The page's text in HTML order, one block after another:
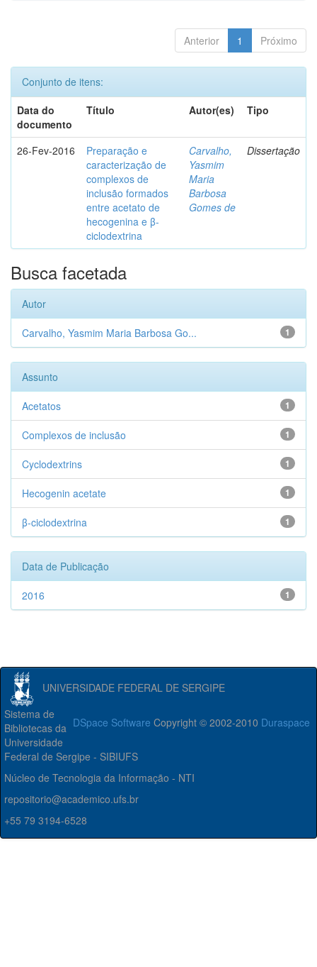
Anterior 1 Próximo
Conjunto de itens:
Data do
documento
Título Autor(es) Tipo
26-Fev-2016
Preparação e
caracterização de
complexos de
inclusão formados
entre acetato de
hecogenina e β-
ciclodextrina
Carvalho,
Yasmim
Maria
Barbosa
Gomes de
Dissertação
Busca facetada
Autor
1
Carvalho, Yasmim Maria Barbosa Go...
Assunto
1
Acetatos
1
Complexos de inclusão
1
Cyclodextrins
1
Hecogenin acetate
1
β-ciclodextrina
Data de Publicação
1
2016
UNIVERSIDADE FEDERAL DE SERGIPE
DSpace Software Copyright © 2002-2010 Duraspace
Sistema de
Bibliotecas da
Universidade
Federal de Sergipe - SIBIUFS
Núcleo de Tecnologia da Informação - NTI
repositorio@academico.ufs.br
+55 79 3194-6528